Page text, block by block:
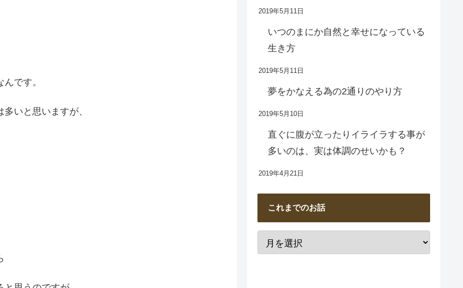
です。
いと思いますが、
2019年5月11日
いつのまにか自然と幸せになっている
生き方
2019年5月11日
夢をかなえる為の2通りのやり方
2019年5月10日
直ぐに腹が立ったりイライラする事が
多いのは、実は体調のせいかも？
2019年4月21日
これまでのお話